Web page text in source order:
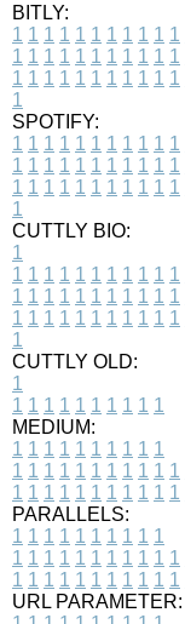
BITLY:
1 1 1 1 1 1 1 1 1 1 1
1 1 1 1 1 1 1 1 1 1 1
1 1 1 1 1 1 1 1 1 1 1
1
SPOTIFY:
1 1 1 1 1 1 1 1 1 1 1
1 1 1 1 1 1 1 1 1 1 1
1 1 1 1 1 1 1 1 1 1 1
1
CUTTLY BIO:
1
1 1 1 1 1 1 1 1 1 1 1
1 1 1 1 1 1 1 1 1 1 1
1 1 1 1 1 1 1 1 1 1 1
1
CUTTLY OLD:
1
1 1 1 1 1 1 1 1 1 1
MEDIUM:
1 1 1 1 1 1 1 1 1 1
1 1 1 1 1 1 1 1 1 1 1
1 1 1 1 1 1 1 1 1 1 1
PARALLELS:
1 1 1 1 1 1 1 1 1 1
1 1 1 1 1 1 1 1 1 1 1
1 1 1 1 1 1 1 1 1 1 1
URL PARAMETER: